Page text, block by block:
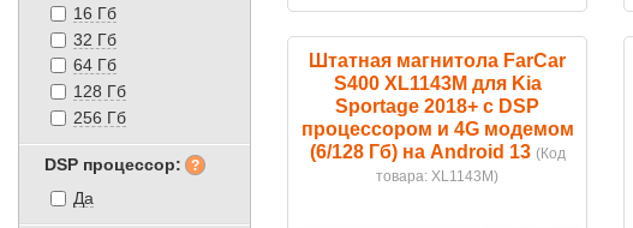
Штатная магнитола FarCar
S400 XL1143M для Kia
Sportage 2018+ с DSP
процессором и 4G модемом
(6/128 Гб) на Android 13 (Код
товара: XL1143M)
16 Гб
32 Гб
64 Гб
128 Гб
256 Гб
DSP процессор:
Да